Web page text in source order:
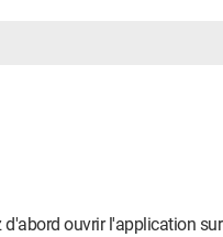
d'abord ouvrir l'application sur